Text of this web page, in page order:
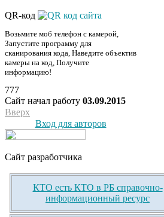
QR-код
Возьмите моб телефон с камерой,
Запустите программу для
сканирования кода, Наведите объектив
камеры на код, Получите
информацию!
777
Сайт начал работу 03.09.2015
Вверх
Вход для авторов
Сайт разработчика
КТО есть КТО в РБ справочно-
информационный ресурс